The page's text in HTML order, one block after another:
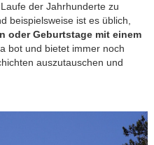
der Jahrhunderte zu
beispielsweise ist es üblich,
oder Geburtstage mit einem
bot und bietet immer noch
auszutauschen und